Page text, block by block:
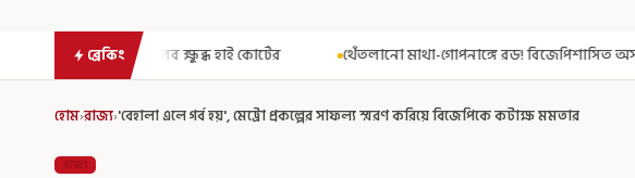
ব্রেকিং
হাই কোর্টের থেঁতলানো মাথা-গোপনাঙ্গে রড! বিজেপিশাসিত অসমে নাবালিকার নৃশংস পরিণতি
হোম›রাজ্য›'বেহালা এলে গর্ব হয়', মেট্রো প্রকল্পের সাফল্য স্মরণ করিয়ে বিজেপিকে কটাক্ষ মমতার
রাজ্য